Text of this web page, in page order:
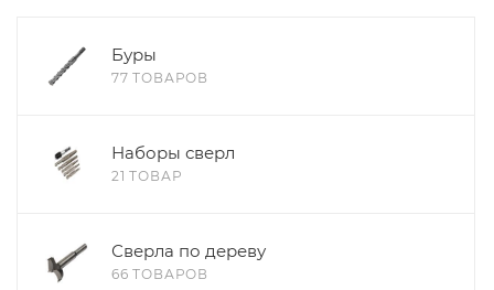
Буры
77 ТОВАРОВ
Наборы сверл
21 ТОВАР
Сверла по дереву
66 ТОВАРОВ